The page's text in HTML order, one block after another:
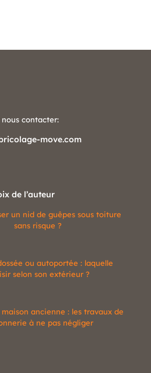
nous contacter:
move.com
de l’auteur
un nid de guêpes sous toiture
sans risque ?
ou autoportée : laquelle
selon son extérieur ?
ancienne : les travaux de
à ne pas négliger